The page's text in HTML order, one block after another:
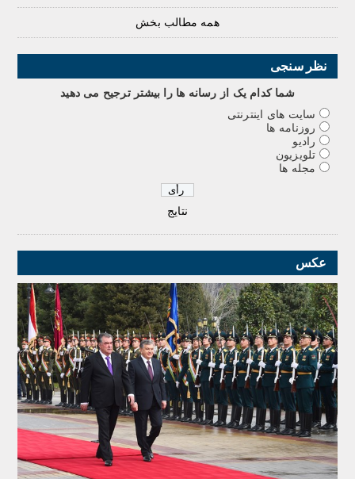
همه مطالب بخش
نظر سنجی
شما کدام يک از رسانه ها را بيشتر ترجيح می دهيد
سایت های اینترنتی
روزنامه ها
رادیو
تلویزیون
مجله ها
نتایج
عکس